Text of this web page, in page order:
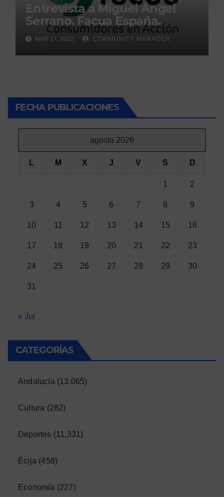
Entrevista a Miguel Ángel
Serrano. Facua España.
MAR 17, 2022 COMMUNITY MANAGER
FECHA PUBLICACIONES
agosto 2026
L M X J V S D
1 2
3 4 5 6 7 8 9
10 11 12 13 14 15 16
17 18 19 20 21 22 23
24 25 26 27 28 29 30
31
« Jul
CATEGORÍAS
Andalucía (13.065)
Cultura (282)
Deportes (11.331)
Écija (458)
Economía (227)